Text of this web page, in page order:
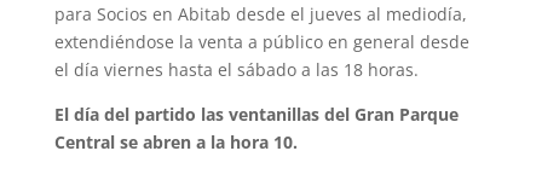
para Socios en Abitab desde el jueves al mediodía,
extendiéndose la venta a público en general desde
el día viernes hasta el sábado a las 18 horas.
El día del partido las ventanillas del Gran Parque
Central se abren a la hora 10.